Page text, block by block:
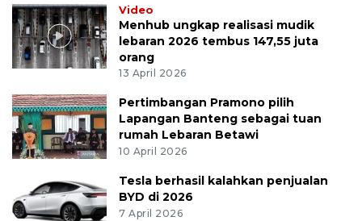
Video
Menhub ungkap realisasi mudik
lebaran 2026 tembus 147,55 juta
orang
13 April 2026
Pertimbangan Pramono pilih
Lapangan Banteng sebagai tuan
rumah Lebaran Betawi
10 April 2026
Tesla berhasil kalahkan penjualan
BYD di 2026
7 April 2026